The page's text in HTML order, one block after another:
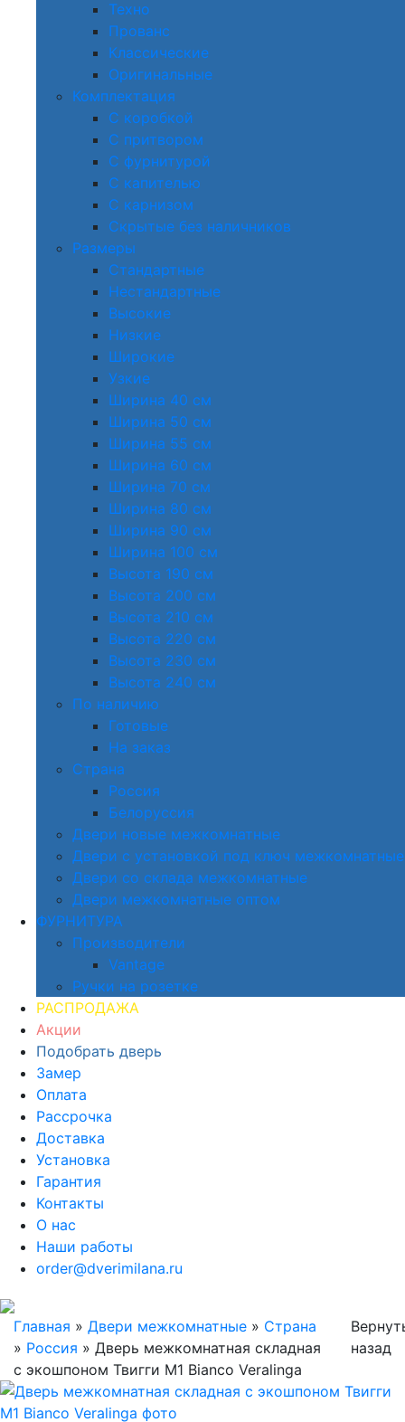
Техно
Прованс
Классические
Оригинальные
Комплектация
С коробкой
С притвором
С фурнитурой
С капителью
С карнизом
Скрытые без наличников
Размеры
Стандартные
Нестандартные
Высокие
Низкие
Широкие
Узкие
Ширина 40 см
Ширина 50 см
Ширина 55 см
Ширина 60 см
Ширина 70 см
Ширина 80 см
Ширина 90 см
Ширина 100 см
Высота 190 см
Высота 200 см
Высота 210 см
Высота 220 см
Высота 230 см
Высота 240 см
По наличию
Готовые
На заказ
Страна
Россия
Белоруссия
Двери новые межкомнатные
Двери с установкой под ключ межкомнатные
Двери со склада межкомнатные
Двери межкомнатные оптом
ФУРНИТУРА
Производители
Vantage
Ручки на розетке
РАСПРОДАЖА
Акции
Подобрать дверь
Замер
Оплата
Рассрочка
Доставка
Установка
Гарантия
Контакты
О нас
Наши работы
order@dverimilana.ru
Главная » Двери межкомнатные » Страна
» Россия » Дверь межкомнатная складная
с экошпоном Твигги M1 Bianco Veralinga
назад